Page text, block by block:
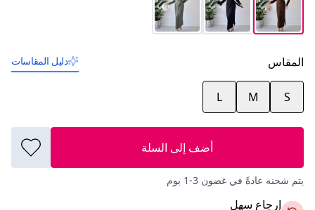
المقاس دليل المقاسات
S
M
L
أضف إلى السلة
يتم شحنه عادةً في غضون 3-1 يوم
إرجاع سهل